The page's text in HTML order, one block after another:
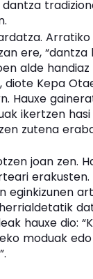
ere,
alde
Kepa
n. Hauxe
ikertzen
zutena
joan zen.
erakusten.
eginkizunen
hauxe dio:
moduak